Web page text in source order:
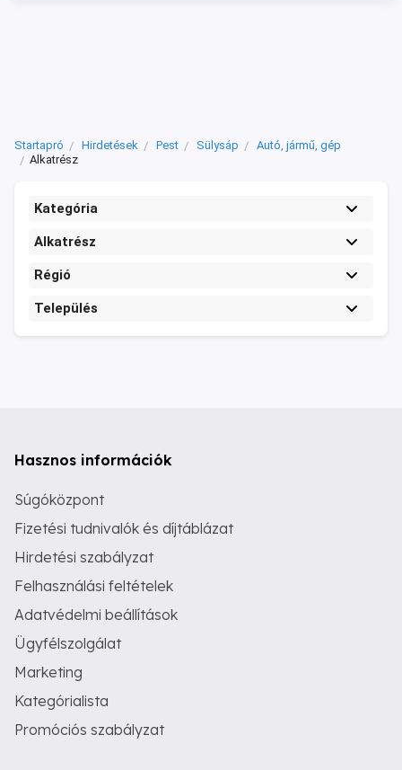
Startapró Hirdetések Pest Sülysáp
Autó, jármű, gép
Alkatrész
Kategória
Alkatrész
Régió
Település
Hasznos információk
Súgóközpont
Fizetési tudnivalók és díjtáblázat
Hirdetési szabályzat
Felhasználási feltételek
Adatvédelmi beállítások
Ügyfélszolgálat
Marketing
Kategórialista
Promóciós szabályzat